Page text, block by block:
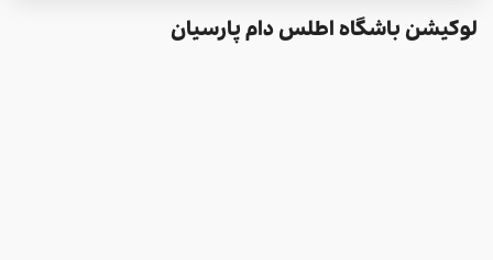
لوکیشن باشگاه اطلس دام پارسیان